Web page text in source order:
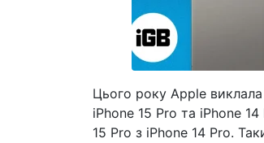
Цього року Apple
iPhone 15 Pro та iPhone
15 Pro з iPhone 14 Pro.